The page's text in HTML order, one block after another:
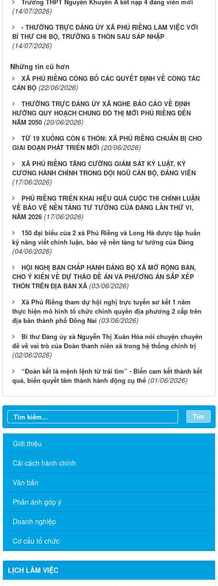
(14/07/2026)
- THƯỜNG TRỰC ĐẢNG ỦY XÃ PHÚ RIỀNG LÀM VIỆC VỚI
BÍ THƯ CHI BỘ, TRƯỞNG 6 THÔN SAU SÁP NHẬP
(14/07/2026)
Những tin cũ hơn
XÃ PHÚ RIỀNG CÔNG BỐ CÁC QUYẾT ĐỊNH VỀ CÔNG TÁC
CÁN BỘ (22/06/2026)
THƯỜNG TRỰC ĐẢNG ỦY XÃ NGHE BÁO CÁO VỀ ĐỊNH
HƯỚNG QUY HOẠCH CHUNG ĐÔ THỊ MỚI PHÚ RIỀNG ĐẾN
NĂM 2050 (20/06/2026)
TỪ 19 XUỐNG CÒN 6 THÔN: XÃ PHÚ RIỀNG CHUẨN BỊ CHO
GIAI ĐOẠN PHÁT TRIỂN MỚI (20/06/2026)
XÃ PHÚ RIỀNG TĂNG CƯỜNG GIÁM SÁT KỶ LUẬT, KỶ
CƯƠNG HÀNH CHÍNH TRONG ĐỘI NGŨ CÁN BỘ, ĐẢNG VIÊN
(17/06/2026)
PHÚ RIỀNG TRIỂN KHAI HIỆU QUẢ CUỘC THI CHÍNH LUẬN
VỀ BẢO VỆ NỀN TẢNG TƯ TƯỞNG CỦA ĐẢNG LẦN THỨ VI,
NĂM 2026 (17/06/2026)
150 đại biểu của 2 xã Phú Riềng và Long Hà được tập huấn
kỹ năng viết chính luận, bảo vệ nền tảng tư tưởng của Đảng
(04/06/2026)
HỘI NGHỊ BAN CHẤP HÀNH ĐẢNG BỘ XÃ MỞ RỘNG BÀN,
CHO Ý KIẾN VỀ DỰ THẢO ĐỀ ÁN VÀ PHƯƠNG ÁN SẮP XẾP
THÔN TRÊN ĐỊA BÀN XÃ (03/06/2026)
Xã Phú Riềng tham dự hội nghị trực tuyến sơ kết 1 năm
thực hiện mô hình tổ chức chính quyền địa phương 2 cấp trên
địa bàn thành phố Đồng Nai (03/06/2026)
Bí thư Đảng ủy xã Nguyễn Thị Xuân Hòa nói chuyện chuyên
đề về vai trò của Đoàn thanh niên xã trong hệ thống chính trị
(02/06/2026)
“Đoàn kết là mệnh lệnh từ trái tim” - Biến cam kết thành kết
quả, biến quyết tâm thành hành động cụ thể (01/06/2026)
Tìm
Giới thiệu
Cải cách hành chính
Văn bản
Phản ánh góp ý
Doanh nghiệp
Cơ cấu tổ chức
LỊCH LÀM VIỆC